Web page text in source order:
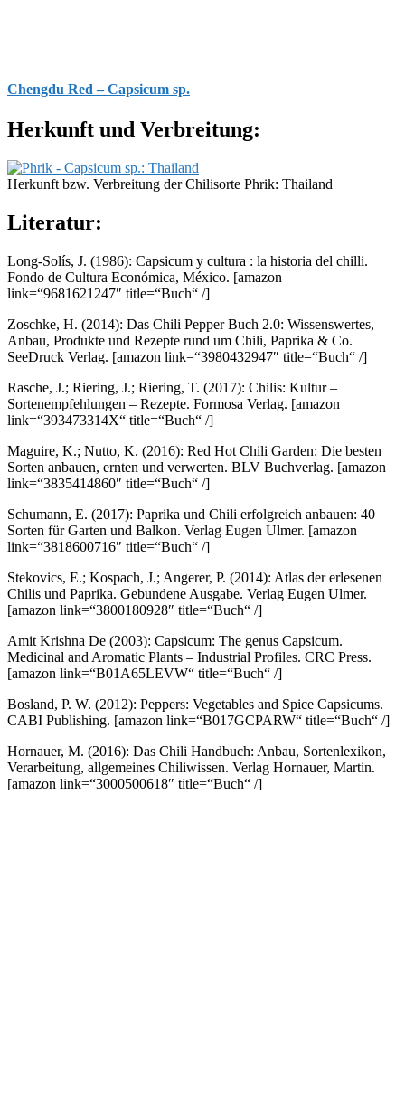
Chengdu Red – Capsicum sp.
Herkunft und Verbreitung:
Herkunft bzw. Verbreitung der Chilisorte Phrik: Thailand
Literatur:
Long-Solís, J. (1986): Capsicum y cultura : la historia del chilli.
Fondo de Cultura Económica, México. [amazon
link=“9681621247″ title=“Buch“ /]
Zoschke, H. (2014): Das Chili Pepper Buch 2.0: Wissenswertes,
Anbau, Produkte und Rezepte rund um Chili, Paprika & Co.
SeeDruck Verlag. [amazon link=“3980432947″ title=“Buch“ /]
Rasche, J.; Riering, J.; Riering, T. (2017): Chilis: Kultur –
Sortenempfehlungen – Rezepte. Formosa Verlag. [amazon
link=“393473314X“ title=“Buch“ /]
Maguire, K.; Nutto, K. (2016): Red Hot Chili Garden: Die besten
Sorten anbauen, ernten und verwerten. BLV Buchverlag. [amazon
link=“3835414860″ title=“Buch“ /]
Schumann, E. (2017): Paprika und Chili erfolgreich anbauen: 40
Sorten für Garten und Balkon. Verlag Eugen Ulmer. [amazon
link=“3818600716″ title=“Buch“ /]
Stekovics, E.; Kospach, J.; Angerer, P. (2014): Atlas der erlesenen
Chilis und Paprika. Gebundene Ausgabe. Verlag Eugen Ulmer.
[amazon link=“3800180928″ title=“Buch“ /]
Amit Krishna De (2003): Capsicum: The genus Capsicum.
Medicinal and Aromatic Plants – Industrial Profiles. CRC Press.
[amazon link=“B01A65LEVW“ title=“Buch“ /]
Bosland, P. W. (2012): Peppers: Vegetables and Spice Capsicums.
CABI Publishing. [amazon link=“B017GCPARW“ title=“Buch“ /]
Hornauer, M. (2016): Das Chili Handbuch: Anbau, Sortenlexikon,
Verarbeitung, allgemeines Chiliwissen. Verlag Hornauer, Martin.
[amazon link=“3000500618″ title=“Buch“ /]